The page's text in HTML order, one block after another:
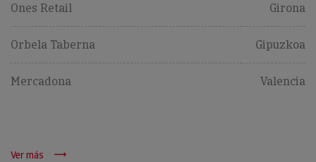
Ones Retail Girona
Orbela Taberna Gipuzkoa
Mercadona Valencia
Ver más